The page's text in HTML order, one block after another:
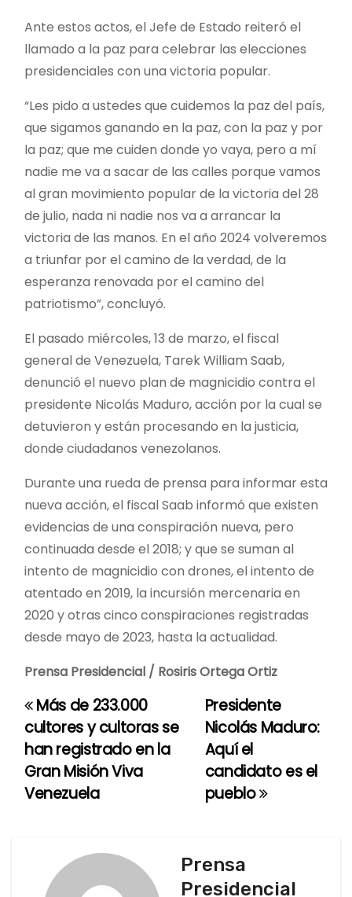
Ante estos actos, el Jefe de Estado reiteró el
llamado a la paz para celebrar las elecciones
presidenciales con una victoria popular.
“Les pido a ustedes que cuidemos la paz del país,
que sigamos ganando en la paz, con la paz y por
la paz; que me cuiden donde yo vaya, pero a mí
nadie me va a sacar de las calles porque vamos
al gran movimiento popular de la victoria del 28
de julio, nada ni nadie nos va a arrancar la
victoria de las manos. En el año 2024 volveremos
a triunfar por el camino de la verdad, de la
esperanza renovada por el camino del
patriotismo”, concluyó.
El pasado miércoles, 13 de marzo, el fiscal
general de Venezuela, Tarek William Saab,
denunció el nuevo plan de magnicidio contra el
presidente Nicolás Maduro, acción por la cual se
detuvieron y están procesando en la justicia,
donde ciudadanos venezolanos.
Durante una rueda de prensa para informar esta
nueva acción, el fiscal Saab informó que existen
evidencias de una conspiración nueva, pero
continuada desde el 2018; y que se suman al
intento de magnicidio con drones, el intento de
atentado en 2019, la incursión mercenaria en
2020 y otras cinco conspiraciones registradas
desde mayo de 2023, hasta la actualidad.
Prensa Presidencial / Rosiris Ortega Ortiz
N
a
v
Presidente
Nicolás Maduro:
Aquí el
candidato es el
pueblo
Más de 233.000
cultores y cultoras se
han registrado en la
Gran Misión Viva
Venezuela
Prensa
Presidencial